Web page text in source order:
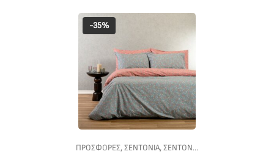
-35%
ΠΡΟΣΦΟΡΕΣ,ΣΕΝΤΟΝΙΑ,ΣΕΝΤΟΝΙΑ ΥΠΕΡΔΙΠΛΑ